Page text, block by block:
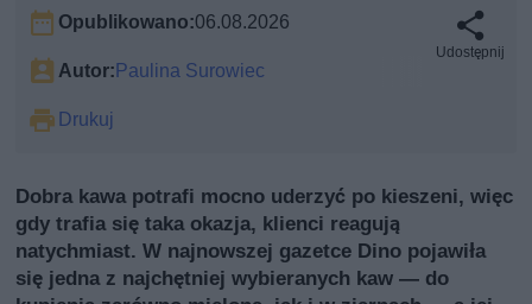
Opublikowano:06.08.2026
Autor: Paulina Surowiec
Drukuj
Udostępnij
Dobra kawa potrafi mocno uderzyć po kieszeni, więc
gdy trafia się taka okazja, klienci reagują
natychmiast. W najnowszej gazetce Dino pojawiła
się jedna z najchętniej wybieranych kaw — do